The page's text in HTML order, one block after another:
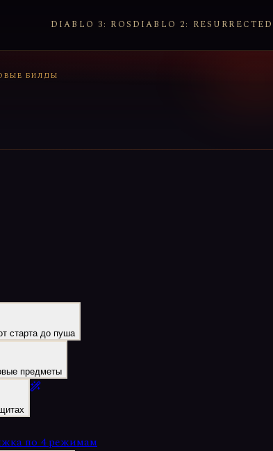
DIABLO 3: ROS DIABLO 2: RESURRECTED
БИЛДЫ
старта до пуша
предметы
по 4 режимам